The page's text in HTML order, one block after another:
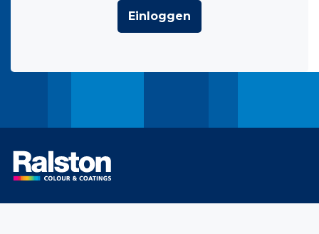
Einloggen